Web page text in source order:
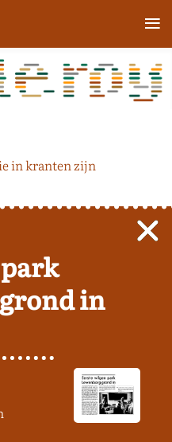
in kranten zijn
in
≡